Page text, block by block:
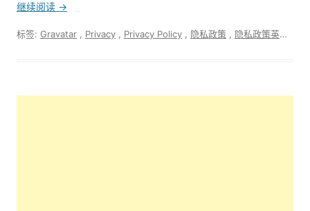
继续阅读 →
标签: Gravatar Privacy Privacy Policy 隐私政策 隐私政策英文版